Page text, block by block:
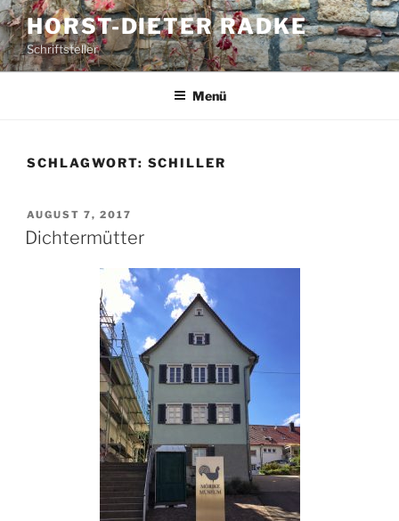
Zum
Inhalt
springen
HORST-DIETER RADKE
Schriftsteller
Menü
SCHLAGWORT: SCHILLER
VERÖFFENTLICHT
AM
AUGUST 7, 2017
Dichtermütter